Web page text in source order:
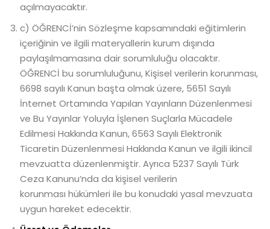
açılmayacaktır.
c) ÖĞRENCİ’nin Sözleşme kapsamındaki eğitimlerin
içeriğinin ve ilgili materyallerin kurum dışında
paylaşılmamasına dair sorumluluğu olacaktır.
ÖĞRENCİ bu sorumluluğunu, Kişisel verilerin korunması,
6698 sayılı Kanun başta olmak üzere, 5651 Sayılı
İnternet Ortamında Yapılan Yayınların Düzenlenmesi
ve Bu Yayınlar Yoluyla İşlenen Suçlarla Mücadele
Edilmesi Hakkında Kanun, 6563 Sayılı Elektronik
Ticaretin Düzenlenmesi Hakkında Kanun ve ilgili ikincil
mevzuatta düzenlenmiştir. Ayrıca 5237 Sayılı Türk
Ceza Kanunu’nda da kişisel verilerin
korunması hükümleri ile bu konudaki yasal mevzuata
uygun hareket edecektir.